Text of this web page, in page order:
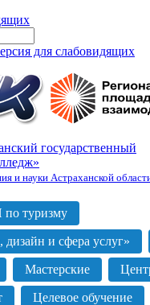
для слабовидящих
государственный
и науки Астраханской
туризму
и сфера услуг»
Мастерские
Целевое обучение